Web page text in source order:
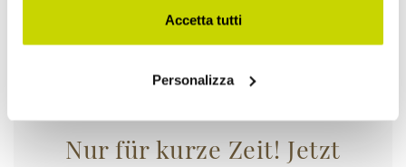
Accetta tutti
Personalizza
Nur für kurze Zeit! Jetzt